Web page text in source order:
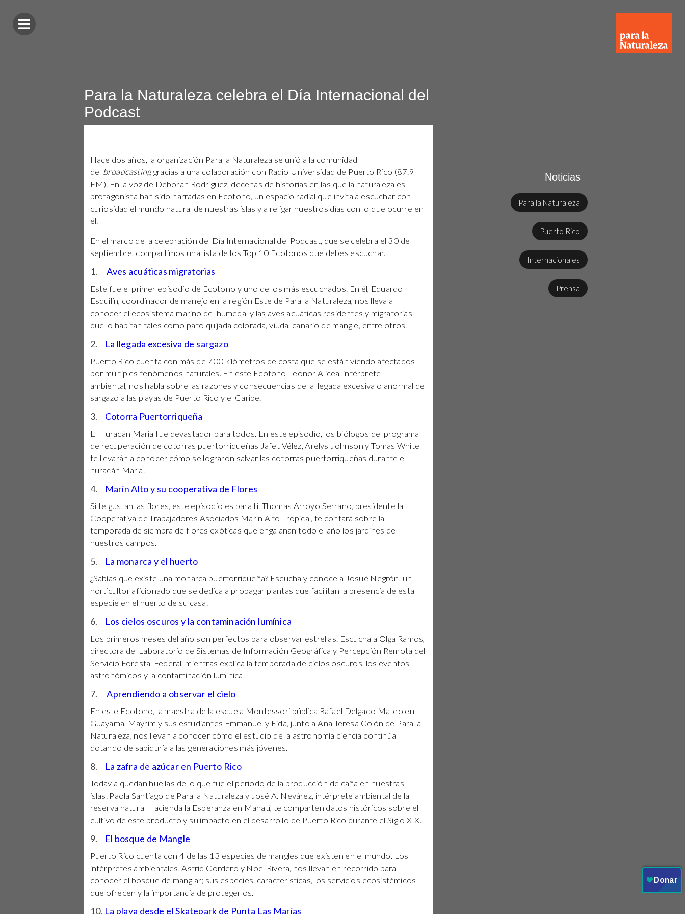
Para la Naturaleza celebra el Día Internacional del
Podcast
Hace dos años, la organización Para la Naturaleza se unió a la comunidad
del broadcastinggracias a una colaboración con Radio Universidad de Puerto Rico (87.9
FM). En la voz de Deborah Rodríguez, decenas de historias en las que la naturaleza es
protagonista han sido narradas en Ecotono, un espacio radial que invita a escuchar con
curiosidad el mundo natural de nuestras islas y a religar nuestros días con lo que ocurre en
él.
En el marco de la celebración del Día Internacional del Podcast, que se celebra el 30 de
septiembre, compartimos una lista de los Top 10 Ecotonos que debes escuchar.
1.Aves acuáticas migratorias
Este fue el primer episodio de Ecotono y uno de los más escuchados. En él, Eduardo
Esquilín, coordinador de manejo en la región Este de Para la Naturaleza, nos lleva a
conocer el ecosistema marino del humedal y las aves acuáticas residentes y migratorias
que lo habitan tales como pato quijada colorada, viuda, canario de mangle, entre otros.
2. La llegada excesiva de sargazo
Puerto Rico cuenta con más de 700 kilómetros de costa que se están viendo afectados
por múltiples fenómenos naturales. En este Ecotono Leonor Alicea, intérprete
ambiental, nos habla sobre las razones y consecuencias de la llegada excesiva o anormal de
sargazo a las playas de Puerto Rico y el Caribe.
3. Cotorra Puertorriqueña
El Huracán María fue devastador para todos. En este episodio, los biólogos del programa
de recuperación de cotorras puertorriqueñas Jafet Vélez, Arelys Johnson y Tomas White
te llevarán a conocer cómo se lograron salvar las cotorras puertorriqueñas durante el
huracán María.
4. Marín Alto y su cooperativa de Flores
Si te gustan las flores, este episodio es para ti. Thomas Arroyo Serrano, presidente la
Cooperativa de Trabajadores Asociados Marín Alto Tropical, te contará sobre la
temporada de siembra de flores exóticas que engalanan todo el año los jardines de
nuestros campos.
5. La monarca y el huerto
¿Sabías que existe una monarca puertorriqueña? Escucha y conoce a Josué Negrón, un
horticultor aficionado que se dedica a propagar plantas que facilitan la presencia de esta
especie en el huerto de su casa.
6. Los cielos oscuros y la contaminación lumínica
Los primeros meses del año son perfectos para observar estrellas. Escucha a Olga Ramos,
directora del Laboratorio de Sistemas de Información Geográfica y Percepción Remota del
Servicio Forestal Federal, mientras explica la temporada de cielos oscuros, los eventos
astronómicos y la contaminación lumínica.
7.Aprendiendo a observar el cielo
En este Ecotono, la maestra de la escuela Montessori pública Rafael Delgado Mateo en
Guayama, Mayrim y sus estudiantes Emmanuel y Eida, junto a Ana Teresa Colón de Para la
Naturaleza, nos llevan a conocer cómo el estudio de la astronomía ciencia continúa
dotando de sabiduría a las generaciones más jóvenes.
8. La zafra de azúcar en Puerto Rico
Todavía quedan huellas de lo que fue el periodo de la producción de caña en nuestras
islas. Paola Santiago de Para la Naturaleza y José A. Nevárez, intérprete ambiental de la
reserva natural Hacienda la Esperanza en Manatí, te comparten datos históricos sobre el
cultivo de este producto y su impacto en el desarrollo de Puerto Rico durante el Siglo XIX.
9. El bosque de Mangle
Puerto Rico cuenta con 4 de las 13 especies de mangles que existen en el mundo. Los
intérpretes ambientales, Astrid Cordero y Noel Rivera, nos llevan en recorrido para
conocer el bosque de manglar; sus especies, características, los servicios ecosistémicos
que ofrecen y la importancia de protegerlos.
10. La playa desde el Skatepark de Punta Las Marías
Noticias
Para la Naturaleza
Puerto Rico
Internacionales
Prensa